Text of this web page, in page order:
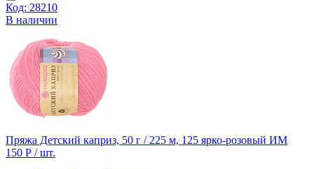
Код: 28210
В наличии
Пряжа Детский каприз, 50 г / 225 м, 125 ярко-розовый ИМ
150 Р / шт.